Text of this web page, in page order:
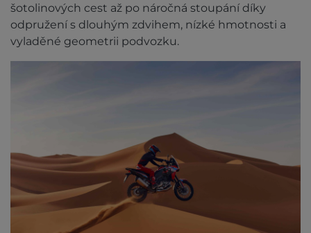
šotolinových cest až po náročná stoupání díky
odpružení s dlouhým zdvihem, nízké hmotnosti a
vyladěné geometrii podvozku.